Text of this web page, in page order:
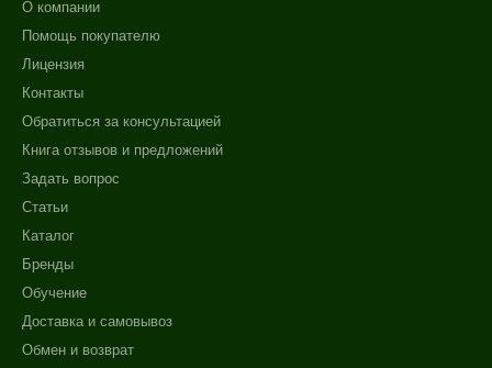
О компании
Помощь покупателю
Лицензия
Контакты
Обратиться за консультацией
Книга отзывов и предложений
Задать вопрос
Статьи
Каталог
Бренды
Обучение
Доставка и самовывоз
Обмен и возврат